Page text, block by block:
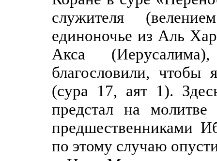
служителя
единоночье из Аль
Акса
благословили,
(сура 17, аят 1).
предстал на
предшественниками
по этому случаю